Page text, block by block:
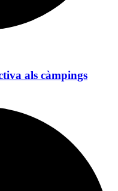
als càmpings